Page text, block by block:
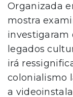
Organizada
mostra
investigaram
legados
irá
colonialismo
a